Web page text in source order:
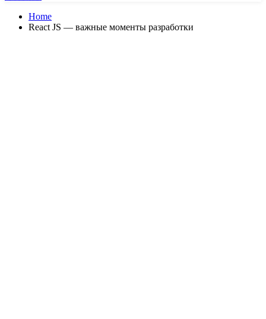
Home
React JS — важные моменты разработки